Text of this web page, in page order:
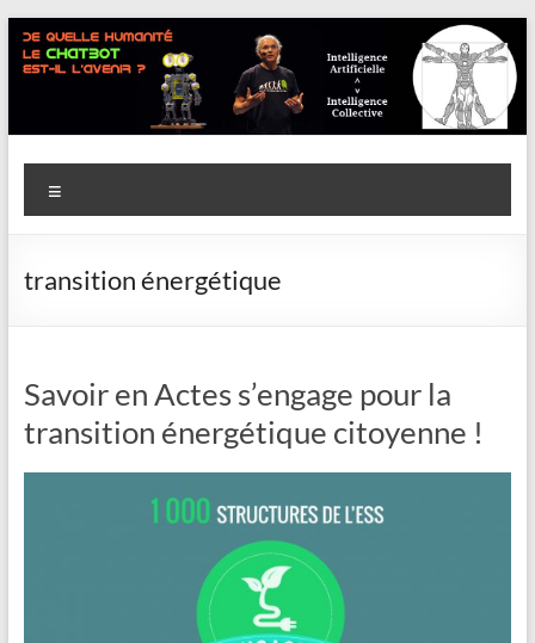
Aller
au
contenu
Savoir
en
actes
Cazeneuve
transition énergétique
Savoir en Actes s’engage pour la
transition énergétique citoyenne !